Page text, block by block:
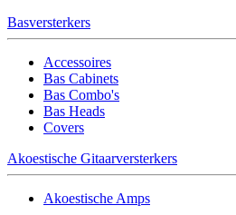
Basversterkers
Accessoires
Bas Cabinets
Bas Combo's
Bas Heads
Covers
Akoestische Gitaarversterkers
Akoestische Amps